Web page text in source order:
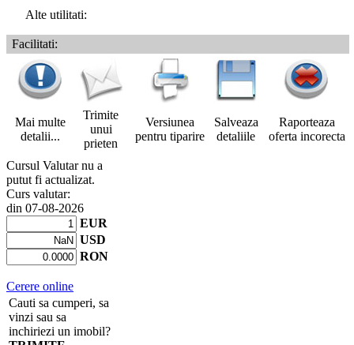
Alte utilitati:
Facilitati:
Mai multe
detalii...
Trimite
unui
prieten
Versiunea
pentru tiparire
Salveaza
detaliile
Raporteaza
oferta incorecta
Cursul Valutar nu a
putut fi actualizat.
Curs valutar:
din 07-08-2026
EUR
USD
RON
Cerere online
Cauti sa cumperi, sa
vinzi sau sa
inchiriezi un imobil?